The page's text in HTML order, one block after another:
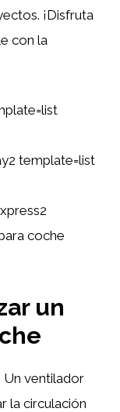
¡Disfruta
con la
template=list
coche
un
Un ventilador
la circulación